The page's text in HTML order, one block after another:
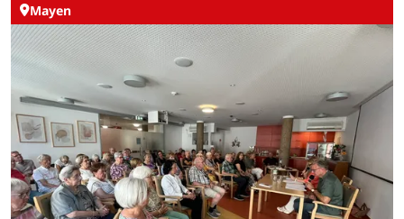
Mayen